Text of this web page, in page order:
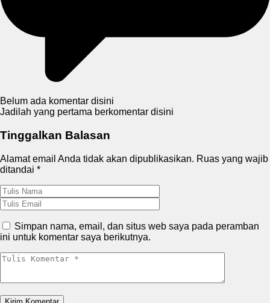
Belum ada komentar disini
Jadilah yang pertama berkomentar disini
Tinggalkan Balasan
Alamat email Anda tidak akan dipublikasikan. Ruas yang wajib
ditandai *
Simpan nama, email, dan situs web saya pada peramban
ini untuk komentar saya berikutnya.